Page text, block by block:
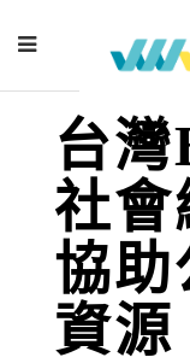
台灣
社會
協助
資源